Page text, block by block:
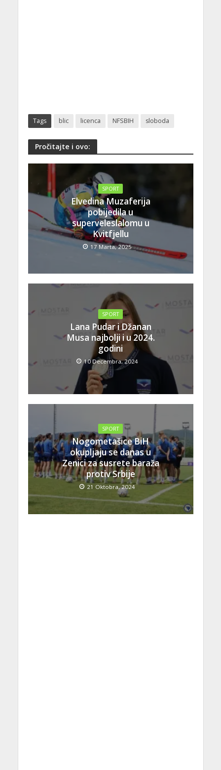
Tags blic licenca NFSBIH sloboda
Pročitajte i ovo:
SPORT
Elvedina Muzaferija
pobijedila u
superveleslalomu u
Kvitfjellu
17 Marta, 2025
SPORT
Lana Pudar i Džanan
Musa najbolji i u 2024.
godini
10 Decembra, 2024
SPORT
Nogometašice BiH
okupljaju se danas u
Zenici za susrete baraža
protiv Srbije
21 Oktobra, 2024